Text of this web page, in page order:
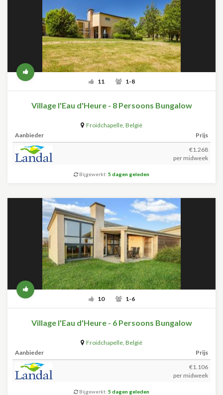
11 1-8
Village l'Eau d'Heure - 8 Persoons Bungalow
Froidchapelle, België
Aanbieder
Prijs
€1.268
per midweek
Bijgewerkt: 5 dagen geleden
10 1-6
Village l'Eau d'Heure - 6 Persoons Bungalow
Froidchapelle, België
Aanbieder
Prijs
€1.106
per midweek
Bijgewerkt: 5 dagen geleden